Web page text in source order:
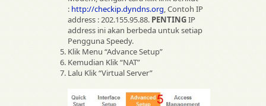
: http://checkip.dyndns.org, Contoh IP
address : 202.155.95.88. PENTINGIP
address ini akan berbeda untuk setiap
Pengguna Speedy.
Klik Menu “Advance Setup”
Kemudian Klik “NAT”
Lalu Klik “Virtual Server”